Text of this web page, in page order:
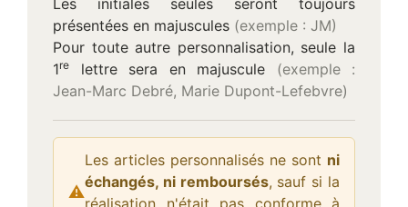
Les initiales seules seront toujours
présentées en majuscules (exemple : JM)
Pour toute autre personnalisation, seule la
1re lettre sera en majuscule (exemple :
Jean-Marc Debré, Marie Dupont-Lefebvre)
⚠
Attention :
Les articles personnalisés ne sont ni
échangés, ni remboursés, sauf si la
réalisation n'était pas conforme à